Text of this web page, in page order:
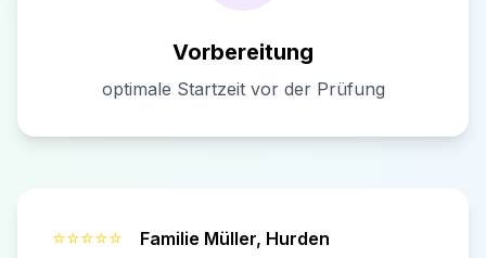
Vorbereitung
optimale Startzeit vor der Prüfung
⭐⭐⭐⭐⭐ Familie Müller, Hurden